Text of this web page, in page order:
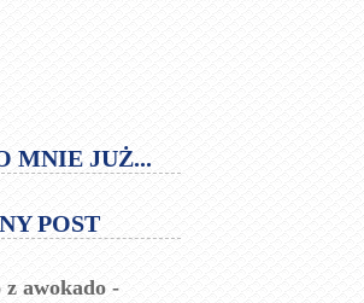
MNIE JUŻ...
POST
z awokado -